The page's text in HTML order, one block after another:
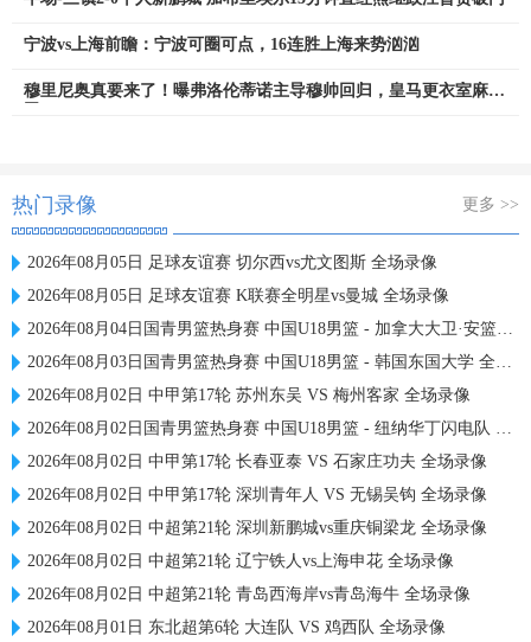
宁波vs上海前瞻：宁波可圈可点，16连胜上海来势汹汹
穆里尼奥真要来了！曝弗洛伦蒂诺主导穆帅回归，皇马更衣室麻烦
热门录像 更多 >>
2026年08月05日 足球友谊赛 切尔西vs尤文图斯 全场录像
2026年08月05日 足球友谊赛 K联赛全明星vs曼城 全场录像
2026年08月04日国青男篮热身赛 中国U18男篮 - 加拿大大卫·安篮球学院 全场录像
2026年08月03日国青男篮热身赛 中国U18男篮 - 韩国东国大学 全场录像
2026年08月02日 中甲第17轮 苏州东吴 VS 梅州客家 全场录像
2026年08月02日国青男篮热身赛 中国U18男篮 - 纽纳华丁闪电队 全场录像
2026年08月02日 中甲第17轮 长春亚泰 VS 石家庄功夫 全场录像
2026年08月02日 中甲第17轮 深圳青年人 VS 无锡吴钩 全场录像
2026年08月02日 中超第21轮 深圳新鹏城vs重庆铜梁龙 全场录像
2026年08月02日 中超第21轮 辽宁铁人vs上海申花 全场录像
2026年08月02日 中超第21轮 青岛西海岸vs青岛海牛 全场录像
2026年08月01日 东北超第6轮 大连队 VS 鸡西队 全场录像